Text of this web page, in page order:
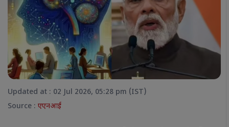
Updated at : 02 Jul 2026, 05:28 pm (IST)
Source : एएनआई